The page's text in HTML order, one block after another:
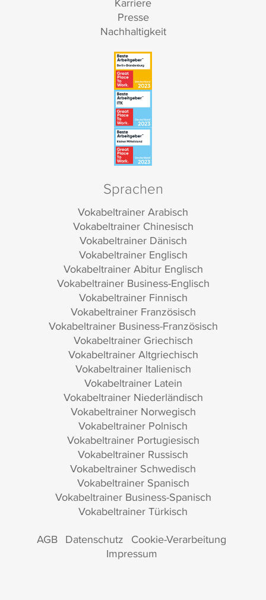
Presse
Nachhaltigkeit
Sprachen
Vokabeltrainer Arabisch
Vokabeltrainer Chinesisch
Vokabeltrainer Dänisch
Vokabeltrainer Englisch
Vokabeltrainer Abitur Englisch
Vokabeltrainer Business-Englisch
Vokabeltrainer Finnisch
Vokabeltrainer Französisch
Vokabeltrainer Business-Französisch
Vokabeltrainer Griechisch
Vokabeltrainer Altgriechisch
Vokabeltrainer Italienisch
Vokabeltrainer Latein
Vokabeltrainer Niederländisch
Vokabeltrainer Norwegisch
Vokabeltrainer Polnisch
Vokabeltrainer Portugiesisch
Vokabeltrainer Russisch
Vokabeltrainer Schwedisch
Vokabeltrainer Spanisch
Vokabeltrainer Business-Spanisch
Vokabeltrainer Türkisch
AGB Datenschutz Cookie-Verarbeitung
Impressum